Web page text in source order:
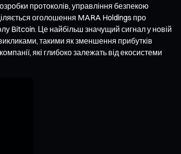
протоколів, управління безпекою
оголошення MARA Holdings про
Bitcoin. Це найбільш значущий сигнал у новій
такими як зменшення прибутків
які глибоко залежать від екосистеми